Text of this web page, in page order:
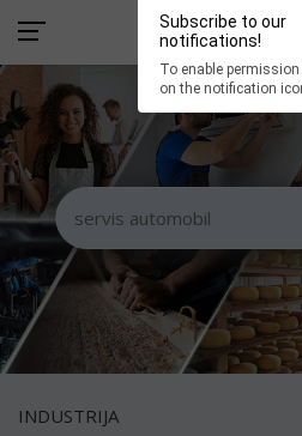
Subscribe to our
notifications!
To enable
on the notification
INDUSTRIJA